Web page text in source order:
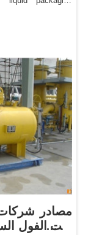
viscous liquid
filling machines
مصادر
زيت الفول